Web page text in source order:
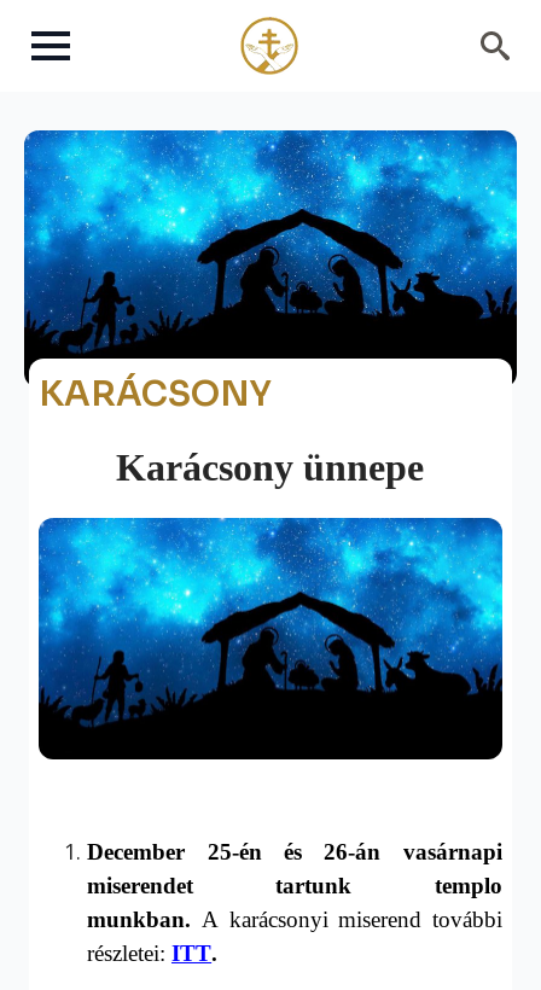
KARÁCSONY
Karácsony ünnepe
December 25-én és 26-án vasárnapi
miserendet tartunk templo
munkban. A karácsonyi miserend további
részletei:ITT.